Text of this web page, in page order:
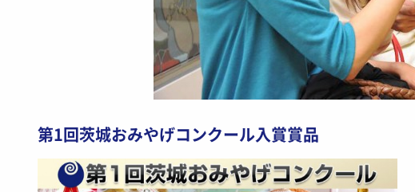
第1回茨城おみやげコンクール入賞賞品